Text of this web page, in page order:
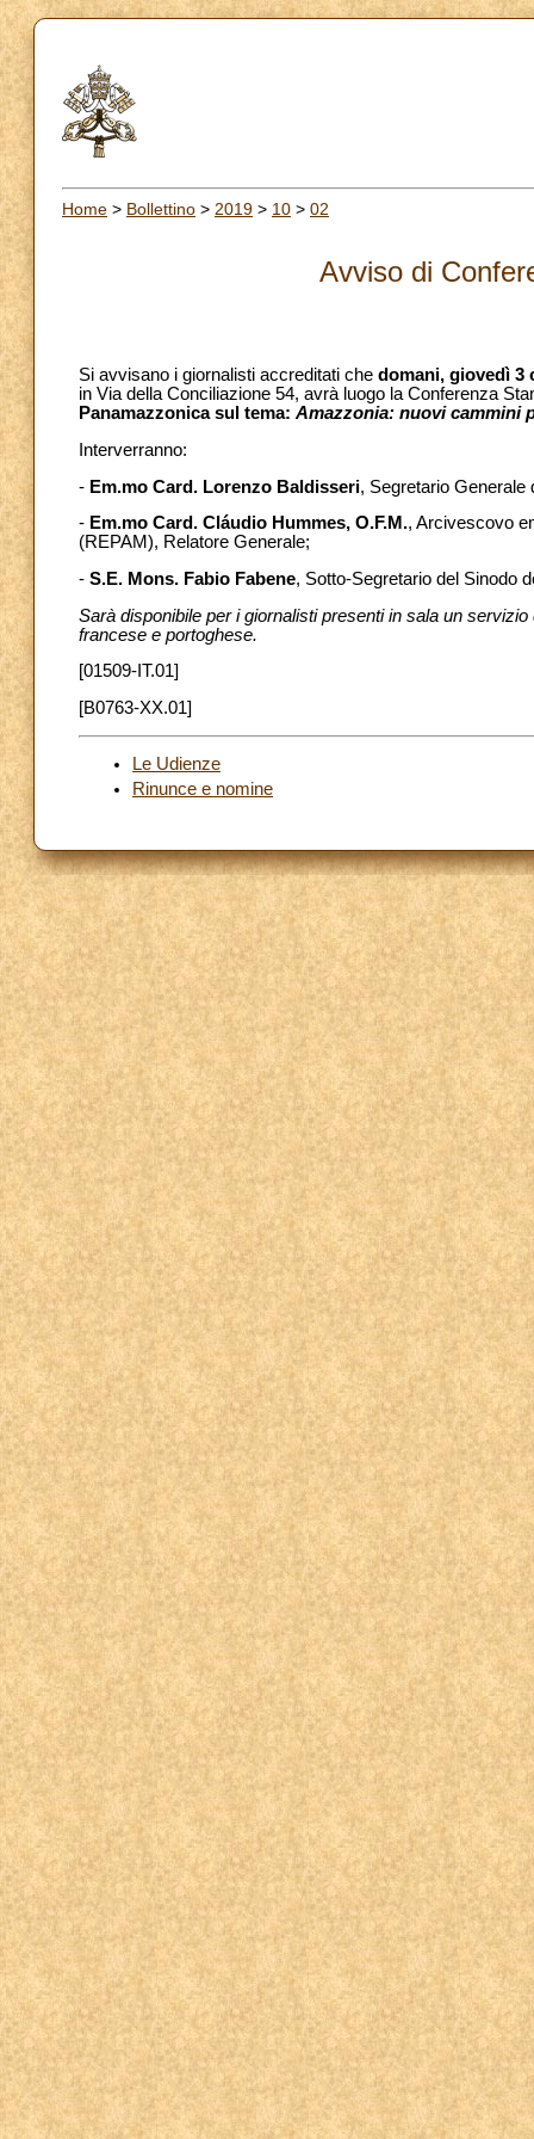
Home > Bollettino > 2019 > 10 > 02
Avviso di
Si avvisano i giornalisti accreditati che domani, giovedì 3
in Via della Conciliazione 54, avrà luogo la Conferenza
Panamazzonica sul tema: Amazzonia: nuovi cammini
Interverranno:
- Em.mo Card. Lorenzo Baldisseri, Segretario Generale
- Em.mo Card. Cláudio Hummes, O.F.M., Arcivescovo
(REPAM), Relatore Generale;
- S.E. Mons. Fabio Fabene, Sotto-Segretario del Sinodo
Sarà disponibile per i giornalisti presenti in sala un
francese e portoghese.
[01509-IT.01]
[B0763-XX.01]
Le Udienze
Rinunce e nomine